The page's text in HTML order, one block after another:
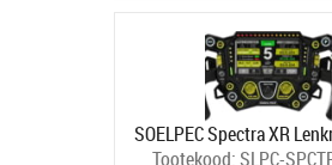
SOELPEC Spectra XR
Tootekood:SLPC-